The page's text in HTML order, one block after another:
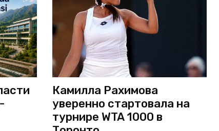
Камилла Рахимова
уверенно стартовала на
турнире WTA 1000 в